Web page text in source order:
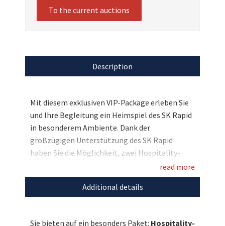
To the current auctions
Description
Mit diesem exklusiven VIP-Package erleben Sie
und Ihre Begleitung ein Heimspiel des SK Rapid
in besonderem Ambiente. Dank der
großzügigen Unterstützung des SK Rapid
haben Sie die Möglichkeit, zwei Hospitality-
Tickets für ein Heimspiel in der Saison 2026/27
zu ersteigern und Fußball aus einer
einzigartigen Perspektive zu genießen. Freuen
read more
Additional details
Sie bieten auf ein besonders Paket: Hospitality-